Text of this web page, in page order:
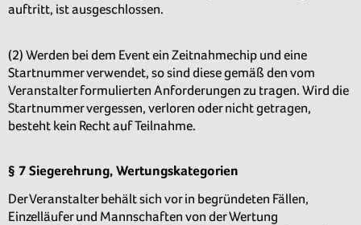
auftritt, ist ausgeschlossen.
(2) Werden bei dem Event ein Zeitnahmechip und eine
Startnummer verwendet, so sind diese gemäß den vom
Veranstalter formulierten Anforderungen zu tragen. Wird die
Startnummer vergessen, verloren oder nicht getragen,
besteht kein Recht auf Teilnahme.
§ 7 Siegerehrung, Wertungskategorien
Der Veranstalter behält sich vor in begründeten Fällen,
Einzelläufer und Mannschaften von der Wertung